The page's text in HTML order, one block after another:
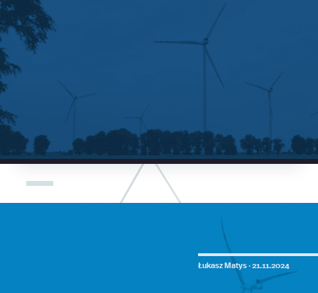
Łukasz Matys ·21.11.2024